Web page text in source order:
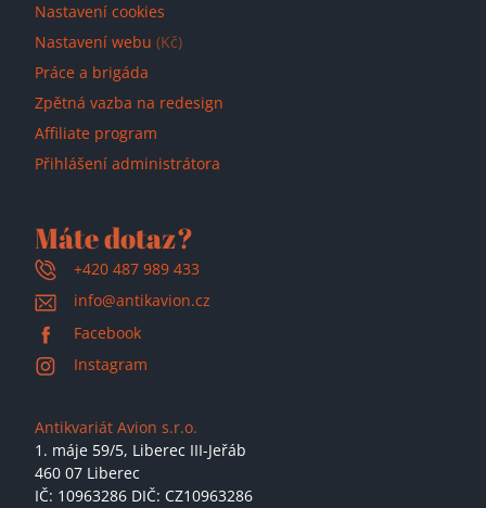
Nastavení cookies
Nastavení webu (Kč)
Práce a brigáda
Zpětná vazba na redesign
Affiliate program
Přihlášení administrátora
Máte dotaz?
+420 487 989 433
info@antikavion.cz
Facebook
Instagram
Antikvariát Avion s.r.o.
1. máje 59/5, Liberec III-Jeřáb
460 07 Liberec
IČ: 10963286 DIČ: CZ10963286